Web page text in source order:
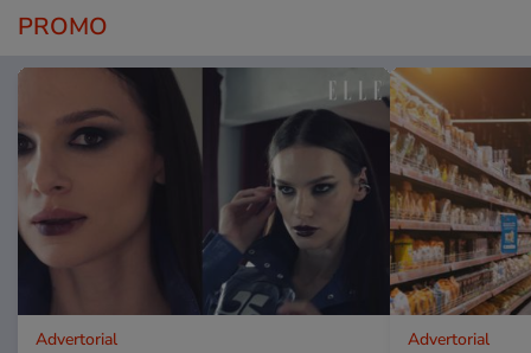
PROMO
Advertorial Advertorial